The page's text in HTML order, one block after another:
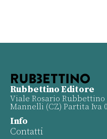
Rubbettino Editore
Viale Rosario Rubbettino
Mannelli (CZ) Partita Iva
Info
Contatti